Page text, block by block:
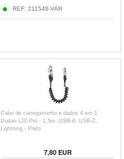
REF: 211548-VAR
Cabo de carregamento e dados 4 em 1
Dudao L20 Pro - 1.5m, USB-A, USB-C,
Lightning - Preto
7,80EUR